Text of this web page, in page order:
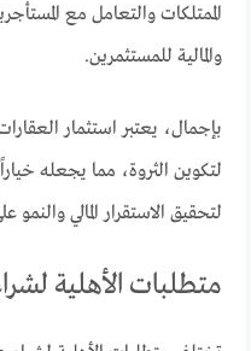
الممتلكات والتعامل مع
والمالية للمستثمرين.
بإجمال، يعتبر استثمار
لتكوين الثروة، مما يجعله
لتحقيق الاستقرار المالي والنمو
متطلبات الأهلية